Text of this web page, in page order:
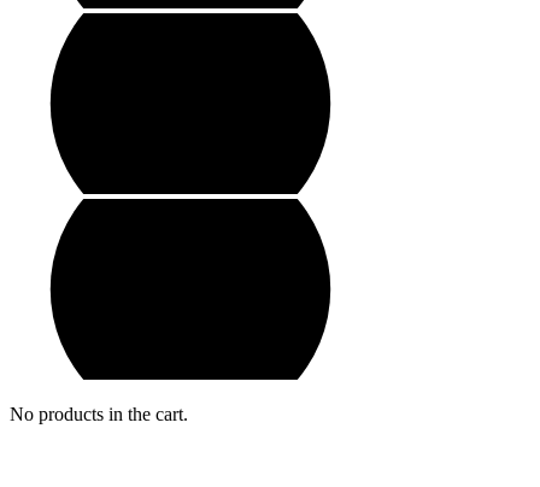
No products in the cart.